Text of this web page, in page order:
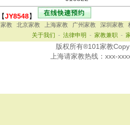
JY8548】
家教 北京家教 上海家教 广州家教 深圳家教
关于我们 - 法律申明 - 家教兼职 -
版权所有®101家教
上海请家教热线： xxx-